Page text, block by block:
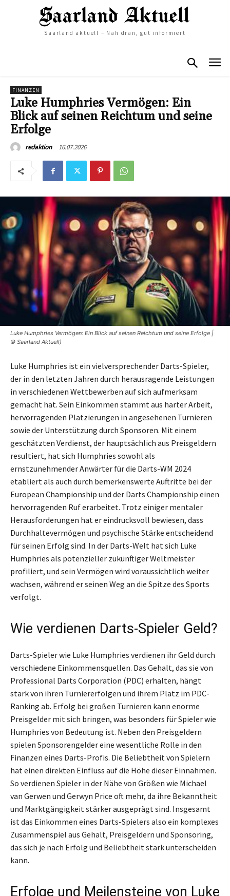
Saarland aktuell – Nah dran, gut informiert
FINANZEN
Luke Humphries Vermögen: Ein
Blick auf seinen Reichtum und seine
Erfolge
redaktion 16.07.2026
Luke Humphries Vermögen: Ein Blick auf seinen Reichtum und seine Erfolge |
© Saarland Aktuell)
Luke Humphries ist ein vielversprechender Darts-Spieler,
der in den letzten Jahren durch herausragende Leistungen
in verschiedenen Wettbewerben auf sich aufmerksam
gemacht hat. Sein Einkommen stammt aus harter Arbeit,
hervorragenden Platzierungen in angesehenen Turnieren
sowie der Unterstützung durch Sponsoren. Mit einem
geschätzten Verdienst, der hauptsächlich aus Preisgeldern
resultiert, hat sich Humphries sowohl als
ernstzunehmender Anwärter für die Darts-WM 2024
etabliert als auch durch bemerkenswerte Auftritte bei der
European Championship und der Darts Championship einen
hervorragenden Ruf erarbeitet. Trotz einiger mentaler
Herausforderungen hat er eindrucksvoll bewiesen, dass
Durchhaltevermögen und psychische Stärke entscheidend
für seinen Erfolg sind. In der Darts-Welt hat sich Luke
Humphries als potenzieller zukünftiger Weltmeister
profiliert, und sein Vermögen wird voraussichtlich weiter
wachsen, während er seinen Weg an die Spitze des Sports
verfolgt.
Wie verdienen Darts-Spieler Geld?
Darts-Spieler wie Luke Humphries verdienen ihr Geld durch
verschiedene Einkommensquellen. Das Gehalt, das sie von
Professional Darts Corporation (PDC) erhalten, hängt
stark von ihren Turniererfolgen und ihrem Platz im PDC-
Ranking ab. Erfolg bei großen Turnieren kann enorme
Preisgelder mit sich bringen, was besonders für Spieler wie
Humphries von Bedeutung ist. Neben den Preisgeldern
spielen Sponsorengelder eine wesentliche Rolle in den
Finanzen eines Darts-Profis. Die Beliebtheit von Spielern
hat einen direkten Einfluss auf die Höhe dieser Einnahmen.
So verdienen Spieler in der Nähe von Größen wie Michael
van Gerwen und Gerwyn Price oft mehr, da ihre Bekanntheit
und Marktgängigkeit stärker ausgeprägt sind. Insgesamt
ist das Einkommen eines Darts-Spielers also ein komplexes
Zusammenspiel aus Gehalt, Preisgeldern und Sponsoring,
das sich je nach Erfolg und Beliebtheit stark unterscheiden
kann.
Erfolge und Meilensteine von Luke